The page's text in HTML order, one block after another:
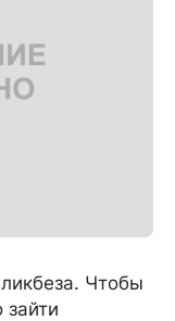
Чтобы
зайти